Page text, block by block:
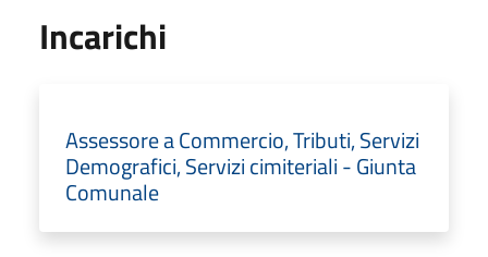
Incarichi
Assessore a Commercio, Tributi, Servizi
Demografici, Servizi cimiteriali - Giunta
Comunale